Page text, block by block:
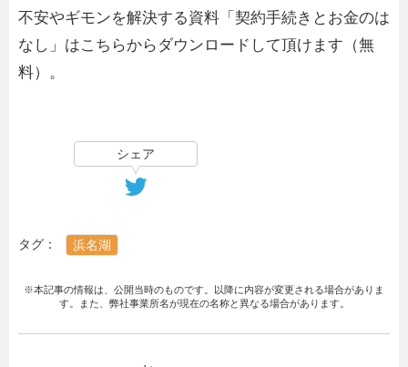
不安やギモンを解決する資料「契約手続きとお金のは
なし」はこちらからダウンロードして頂けます（無
料）。
シェア
タグ： 浜名湖
※本記事の情報は、公開当時のものです。以降に内容が変更される場合がありま
す。また、弊社事業所名が現在の名称と異なる場合があります。